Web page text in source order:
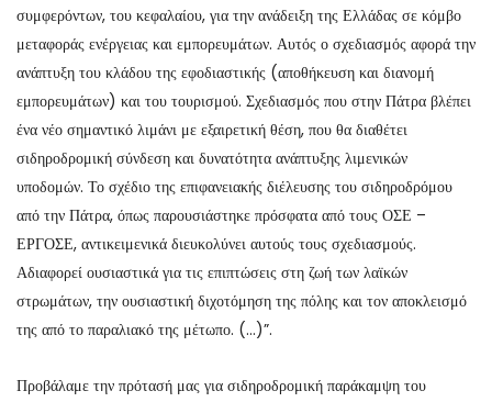
συμφερόντων, του κεφαλαίου, για την ανάδειξη της Ελλάδας σε κόμβο
μεταφοράς ενέργειας και εμπορευμάτων. Αυτός ο σχεδιασμός αφορά την
ανάπτυξη του κλάδου της εφοδιαστικής (αποθήκευση και διανομή
εμπορευμάτων) και του τουρισμού. Σχεδιασμός που στην Πάτρα βλέπει
ένα νέο σημαντικό λιμάνι με εξαιρετική θέση, που θα διαθέτει
σιδηροδρομική σύνδεση και δυνατότητα ανάπτυξης λιμενικών
υποδομών. Το σχέδιο της επιφανειακής διέλευσης του σιδηροδρόμου
από την Πάτρα, όπως παρουσιάστηκε πρόσφατα από τους ΟΣΕ –
ΕΡΓΟΣΕ, αντικειμενικά διευκολύνει αυτούς τους σχεδιασμούς.
Αδιαφορεί ουσιαστικά για τις επιπτώσεις στη ζωή των λαϊκών
στρωμάτων, την ουσιαστική διχοτόμηση της πόλης και τον αποκλεισμό
της από το παραλιακό της μέτωπο. (…)”.
Προβάλαμε την πρότασή μας για σιδηροδρομική παράκαμψη του